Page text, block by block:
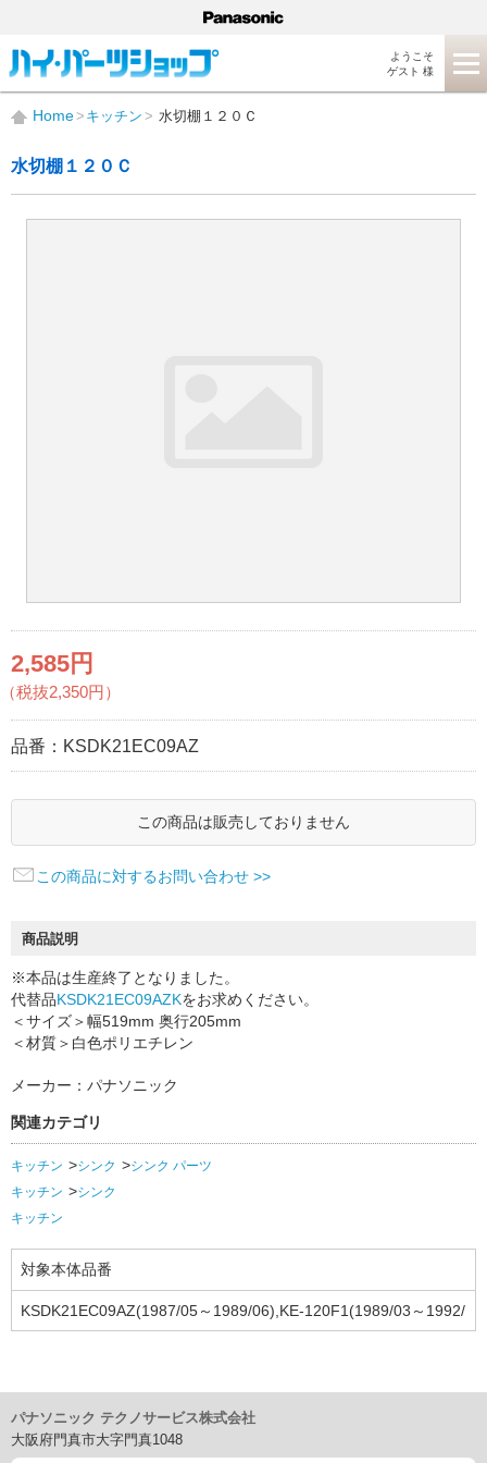
ようこそ
ゲスト 様
Home キッチン 水切棚１２０Ｃ
水切棚１２０Ｃ
2,585円
（税抜2,350円）
品番： KSDK21EC09AZ
この商品は販売しておりません
この商品に対するお問い合わせ >>
商品説明
※本品は生産終了となりました。
代替品KSDK21EC09AZKをお求めください。
＜サイズ＞幅519mm 奥行205mm
＜材質＞白色ポリエチレン
メーカー：パナソニック
関連カテゴリ
キッチン シンク
シンク パーツ
キッチン
シンク
キッチン
対象本体品番
KSDK21EC09AZ(1987/05～1989/06),KE-120F1(1989/03～1992/
03)
パナソニック テクノサービス株式会社
大阪府門真市大字門真1048